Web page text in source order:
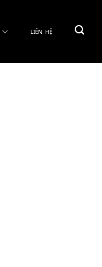
LIÊN HỆ